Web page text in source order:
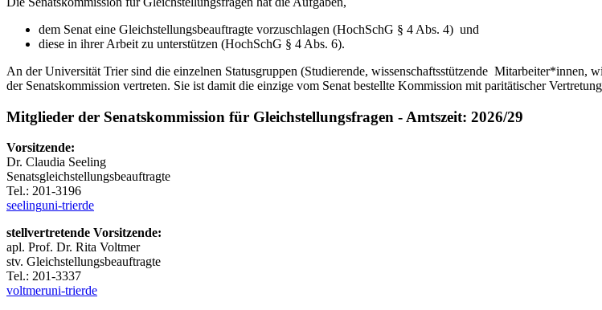
dem Senat eine Gleichstellungsbeauftragte vorzuschlagen (HochSchG § 4 Abs. 4) und
diese in ihrer Arbeit zu unterstützen (HochSchG § 4 Abs. 6).
An der Universität Trier sind die einzelnen Statusgruppen (Studierende, wissenschaftsstützende
der Senatskommission vertreten. Sie ist damit die einzige vom Senat bestellte Kommission mit paritätischer
Mitglieder der Senatskommission für Gleichstellungsfragen - Amtszeit: 2026/29
Vorsitzende:
Dr. Claudia Seeling
Senatsgleichstellungsbeauftragte
Tel.: 201-3196
seelinguni-trierde
stellvertretende Vorsitzende:
apl. Prof. Dr. Rita Voltmer
stv. Gleichstellungsbeauftragte
Tel.: 201-3337
voltmeruni-trierde